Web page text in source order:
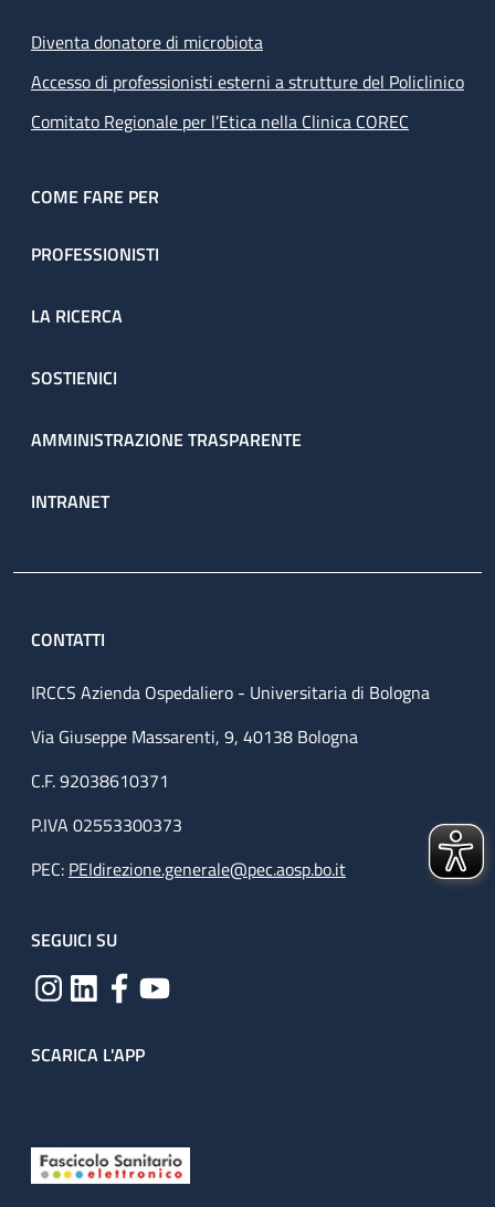
Diventa donatore di microbiota
Accesso di professionisti esterni a strutture del Policlinico
Comitato Regionale per l’Etica nella Clinica COREC
COME FARE PER
PROFESSIONISTI
LA RICERCA
SOSTIENICI
AMMINISTRAZIONE TRASPARENTE
INTRANET
CONTATTI
IRCCS Azienda Ospedaliero - Universitaria di Bologna
Via Giuseppe Massarenti, 9, 40138 Bologna
C.F. 92038610371
P.IVA 02553300373
PEC: PEIdirezione.generale@pec.aosp.bo.it
SEGUICI SU
SCARICA L'APP